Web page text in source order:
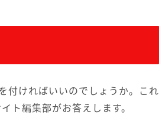
付ければいいのでしょうか。これ
ト編集部がお答えします。